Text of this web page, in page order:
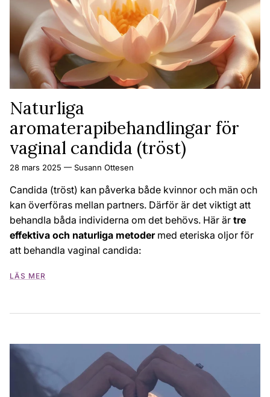
Naturliga
aromaterapibehandlingar för
vaginal candida (tröst)
28 mars 2025 — Susann Ottesen
Candida (tröst) kan påverka både kvinnor och män och
kan överföras mellan partners. Därför är det viktigt att
behandla båda individerna om det behövs. Här är tre
effektiva och naturliga metodermed eteriska oljor för
att behandla vaginal candida:
LÄS MER